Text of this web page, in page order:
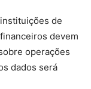
de
devem
operações
dados será